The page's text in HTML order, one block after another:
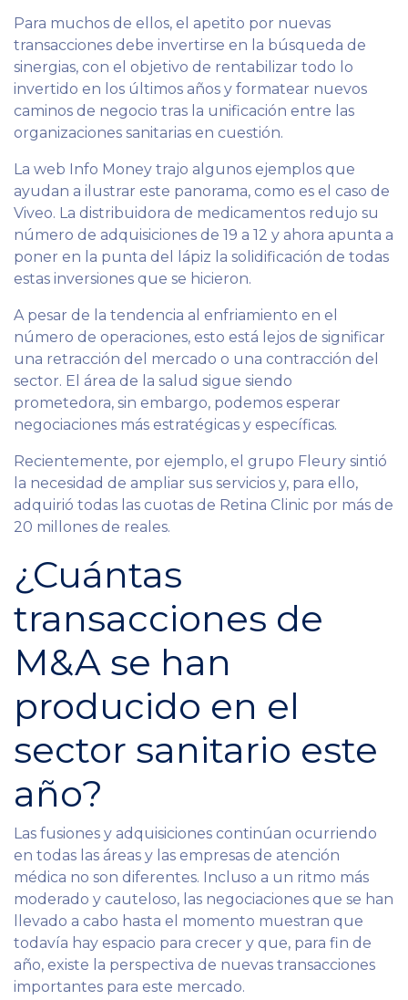
Para muchos de ellos, el apetito por nuevas
transacciones debe invertirse en la búsqueda de
sinergias, con el objetivo de rentabilizar todo lo
invertido en los últimos años y formatear nuevos
caminos de negocio tras la unificación entre las
organizaciones sanitarias en cuestión.
La web Info Money trajo algunos ejemplos que
ayudan a ilustrar este panorama, como es el caso de
Viveo. La distribuidora de medicamentos redujo su
número de adquisiciones de 19 a 12 y ahora apunta a
poner en la punta del lápiz la solidificación de todas
estas inversiones que se hicieron.
A pesar de la tendencia al enfriamiento en el
número de operaciones, esto está lejos de significar
una retracción del mercado o una contracción del
sector. El área de la salud sigue siendo
prometedora, sin embargo, podemos esperar
negociaciones más estratégicas y específicas.
Recientemente, por ejemplo, el grupo Fleury sintió
la necesidad de ampliar sus servicios y, para ello,
adquirió todas las cuotas de Retina Clinic por más de
20 millones de reales.
¿Cuántas
transacciones de
M&A se han
producido en el
sector sanitario este
año?
Las fusiones y adquisiciones continúan ocurriendo
en todas las áreas y las empresas de atención
médica no son diferentes. Incluso a un ritmo más
moderado y cauteloso, las negociaciones que se han
llevado a cabo hasta el momento muestran que
todavía hay espacio para crecer y que, para fin de
año, existe la perspectiva de nuevas transacciones
importantes para este mercado.